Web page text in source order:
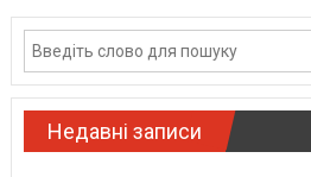
Недавні записи